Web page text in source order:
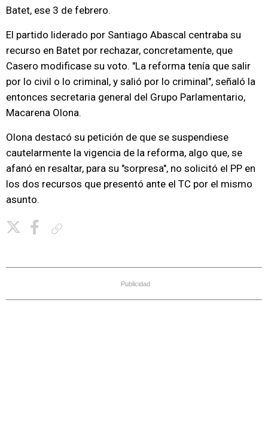
Batet, ese 3 de febrero.
El partido liderado por Santiago Abascal centraba su
recurso en Batet por rechazar, concretamente, que
Casero modificase su voto. "La reforma tenía que salir
por lo civil o lo criminal, y salió por lo criminal", señaló la
entonces secretaria general del Grupo Parlamentario,
Macarena Olona.
Olona destacó su petición de que se suspendiese
cautelarmente la vigencia de la reforma, algo que, se
afanó en resaltar, para su "sorpresa", no solicitó el PP en
los dos recursos que presentó ante el TC por el mismo
asunto.
Publicidad